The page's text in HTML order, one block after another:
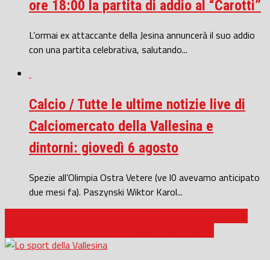
ore 18:00 la partita di addio al “Carotti”
L’ormai ex attaccante della Jesina annuncerà il suo addio
con una partita celebrativa, salutando...
Calcio / Tutte le ultime notizie live di
Calciomercato della Vallesina e
dintorni: giovedì 6 agosto
Spezie all’Olimpia Ostra Vetere (ve l0 avevamo anticipato
due mesi fa). Paszynski Wiktor Karol...